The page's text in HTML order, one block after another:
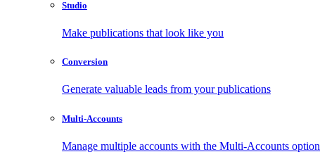
Studio
Make publications that look like you
Conversion
Generate valuable leads from your publications
Multi-Accounts
Manage multiple accounts with the Multi-Accounts option